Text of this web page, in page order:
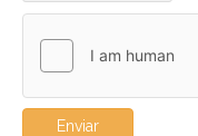
Enviar